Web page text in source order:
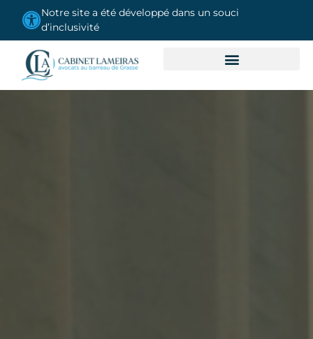
principalNotre site a été développé dans un souci
d’inclusivité